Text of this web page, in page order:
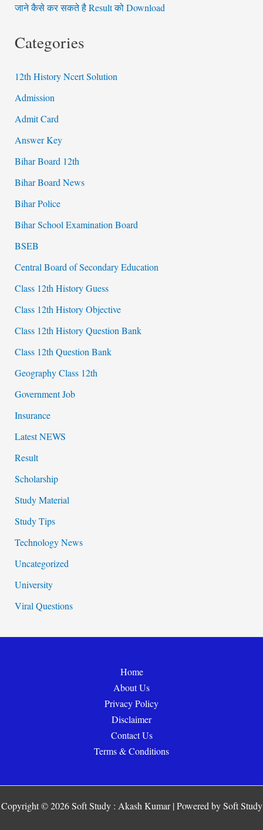
जाने कैसे कर सकते है Result को Download
Categories
12th History Ncert Solution
Admission
Admit Card
Answer Key
Bihar Board 12th
Bihar Board News
Bihar Police
Bihar School Examination Board
BSEB
Central Board of Secondary Education
Class 12th History Guess
Class 12th History Objective
Class 12th History Question Bank
Class 12th Question Bank
Geography Class 12th
Government Job
Insurance
Latest NEWS
Result
Scholarship
Study Material
Study Tips
Technology News
Uncategorized
University
Viral Questions
Home
About Us
Privacy Policy
Disclaimer
Contact Us
Terms & Conditions
Copyright © 2026 Soft Study : Akash Kumar | Powered by Soft Study